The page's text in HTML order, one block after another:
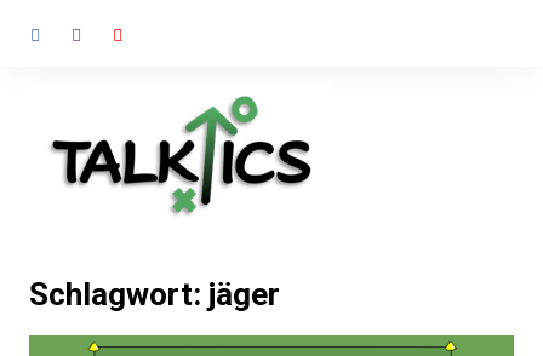
Inhalt
Schlagwort: jäger